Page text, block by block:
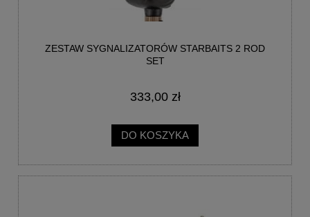
ZESTAW SYGNALIZATORÓW STARBAITS 2 ROD
SET
333,00 zł
DO KOSZYKA